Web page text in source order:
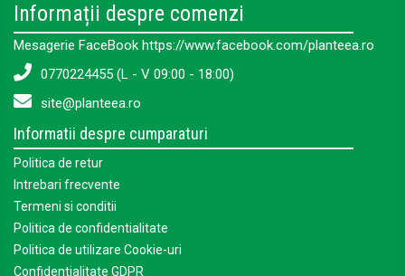
Informații despre comenzi
Mesagerie FaceBook https://www.facebook.com/planteea.ro
0770224455 (L - V 09:00 - 18:00)
site@planteea.ro
Informatii despre cumparaturi
Politica de retur
Intrebari frecvente
Termeni si conditii
Politica de confidentialitate
Politica de utilizare Cookie-uri
Confidentialitate GDPR